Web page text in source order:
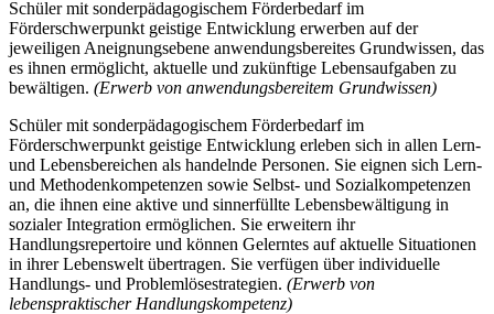
Schüler mit sonderpädagogischem Förderbedarf im
Förderschwerpunkt geistige Entwicklung erwerben auf der
jeweiligen Aneignungsebene anwendungsbereites Grundwissen, das
es ihnen ermöglicht, aktuelle und zukünftige Lebensaufgaben zu
bewältigen. (Erwerb von anwendungsbereitem Grundwissen)
Schüler mit sonderpädagogischem Förderbedarf im
Förderschwerpunkt geistige Entwicklung erleben sich in allen Lern-
und Lebensbereichen als handelnde Personen. Sie eignen sich Lern-
und Methodenkompetenzen sowie Selbst- und Sozialkompetenzen
an, die ihnen eine aktive und sinnerfüllte Lebensbewältigung in
sozialer Integration ermöglichen. Sie erweitern ihr
Handlungsrepertoire und können Gelerntes auf aktuelle Situationen
in ihrer Lebenswelt übertragen. Sie verfügen über individuelle
Handlungs- und Problemlösestrategien. (Erwerb von
lebenspraktischer Handlungskompetenz)